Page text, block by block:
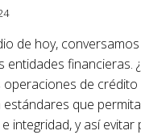
de hoy,
entidades financieras.
operaciones de
estándares que
integridad, y así evitar